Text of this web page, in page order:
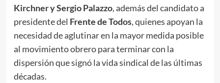
Kirchner y Sergio Palazzo, además del candidato a
presidente del Frente de Todos, quienes apoyan la
necesidad de aglutinar en la mayor medida posible
al movimiento obrero para terminar con la
dispersión que signó la vida sindical de las últimas
décadas.